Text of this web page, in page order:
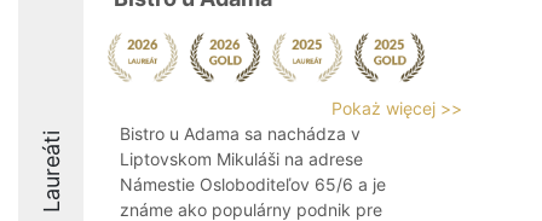
Laureáti
Pokaż więcej >>
Bistro u Adama sa nachádza v
Liptovskom Mikuláši na adrese
Námestie Osloboditeľov 65/6 a je
známe ako populárny podnik pre